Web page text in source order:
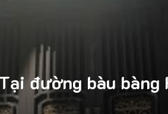
đường bàu